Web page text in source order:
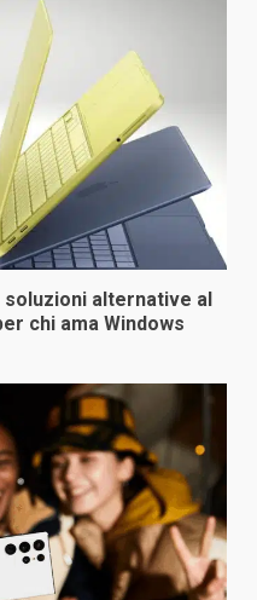
soluzioni alternative al
chi ama Windows